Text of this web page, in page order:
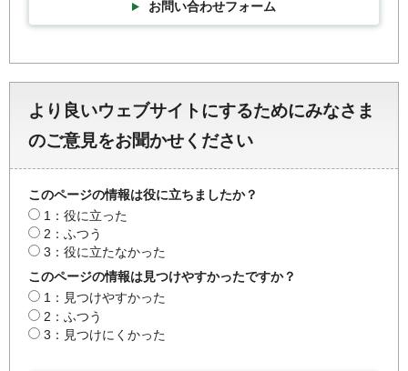
お問い合わせフォーム
より良いウェブサイトにするためにみなさま
のご意見をお聞かせください
このページの情報は役に立ちましたか？
1：役に立った
2：ふつう
3：役に立たなかった
このページの情報は見つけやすかったですか？
1：見つけやすかった
2：ふつう
3：見つけにくかった